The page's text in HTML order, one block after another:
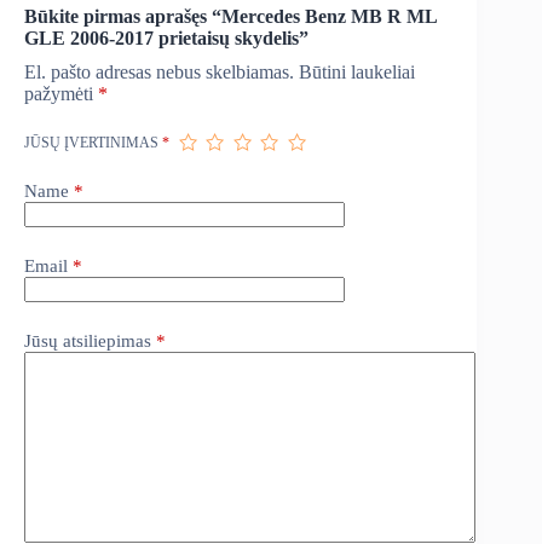
Būkite pirmas aprašęs “Mercedes Benz MB R ML
GLE 2006-2017 prietaisų skydelis”
El. pašto adresas nebus skelbiamas. Būtini laukeliai
pažymėti *
JŪSŲ ĮVERTINIMAS *
Name *
Email *
Jūsų atsiliepimas *